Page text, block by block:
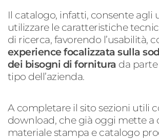
Il catalogo, infatti, consente agli
utilizzare le caratteristiche
di ricerca, favorendo l’usabilità,
experience focalizzata sulla
dei bisogni di fornitura da
tipo dell’azienda.
A completare il sito sezioni utili
download, che già oggi mette a
materiale stampa e catalogo